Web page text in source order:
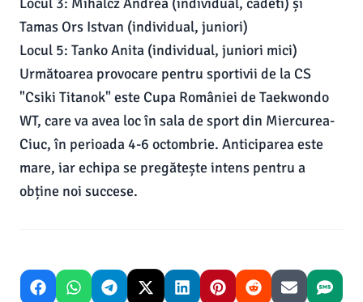
Tamas Ors Istvan (individual, juniori)
Locul 5: Tanko Anita (individual, juniori mici)
Următoarea provocare pentru sportivii de la CS
"Csiki Titanok" este Cupa României de Taekwondo
WT, care va avea loc în sala de sport din Miercurea-
Ciuc, în perioada 4-6 octombrie. Anticiparea este
mare, iar echipa se pregătește intens pentru a
obține noi succese.